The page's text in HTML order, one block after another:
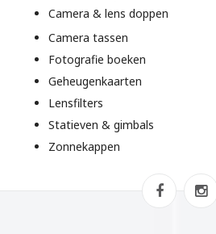
Camera & lens doppen
Camera tassen
Fotografie boeken
Geheugenkaarten
Lensfilters
Statieven & gimbals
Zonnekappen